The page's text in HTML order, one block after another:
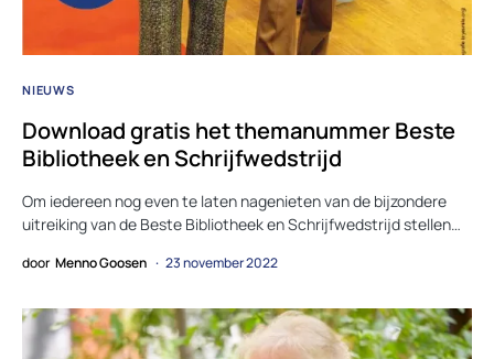
NIEUWS
Download gratis het themanummer Beste
Bibliotheek en Schrijfwedstrijd
Om iedereen nog even te laten nagenieten van de bijzondere
uitreiking van de Beste Bibliotheek en Schrijfwedstrijd stellen…
door Menno Goosen 23 november 2022